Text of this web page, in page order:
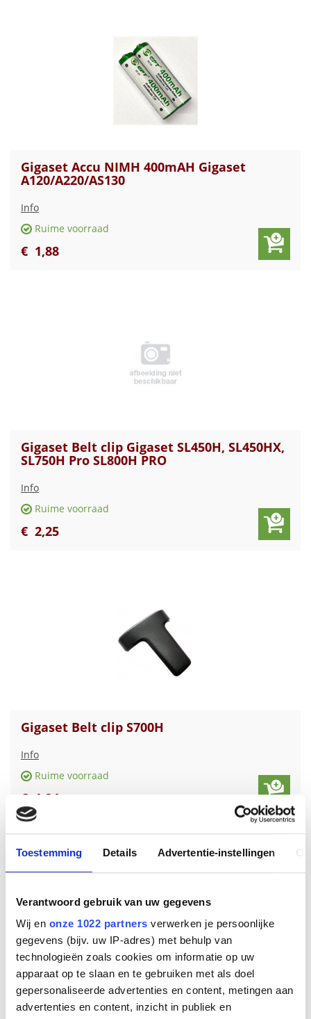
Toestemming Details Advertentie-instellingen
Verantwoord gebruik van uw gegevens
Wij en onze 1022 partners verwerken je persoonlijke
gegevens (bijv. uw IP-adres) met behulp van
technologieën zoals cookies om informatie op uw
apparaat op te slaan en te gebruiken met als doel
gepersonaliseerde advertenties en content, metingen aan
advertenties en content, inzicht in publiek en
Gigaset Accu NIMH 400mAH Gigaset
A120/A220/AS130
Info
Ruime voorraad
€ 1,88
Gigaset Belt clip Gigaset SL450H, SL450HX,
SL750H Pro SL800H PRO
Info
Ruime voorraad
€ 2,25
Gigaset Belt clip S700H
Info
Ruime voorraad
€ 1 94
Gigaset Belt clip gigaset E630H serie